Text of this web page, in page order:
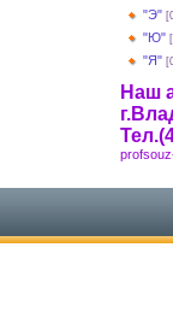
"Э"
"Ю"
"Я"
Наш